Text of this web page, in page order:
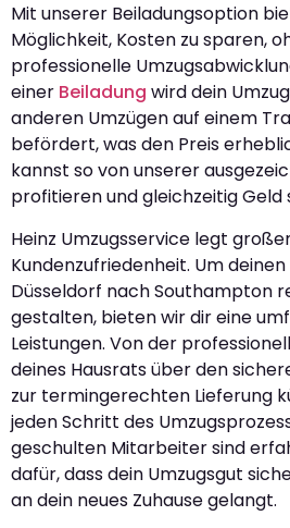
Mit unserer Beiladungsoption
Möglichkeit, Kosten zu sparen,
professionelle
einer Beiladung wird dein
anderen Umzügen auf einem
befördert, was den Preis
kannst so von unserer
profitieren und gleichzeitig Geld
Heinz Umzugsservice legt
Kundenzufriedenheit. Um
Düsseldorf nach Southampton
gestalten, bieten wir dir eine
Leistungen. Von der
deines Hausrats über den
zur termingerechten Lieferung
jeden Schritt des
geschulten Mitarbeiter sind
dafür, dass dein Umzugsgut
an dein neues Zuhause gelangt.